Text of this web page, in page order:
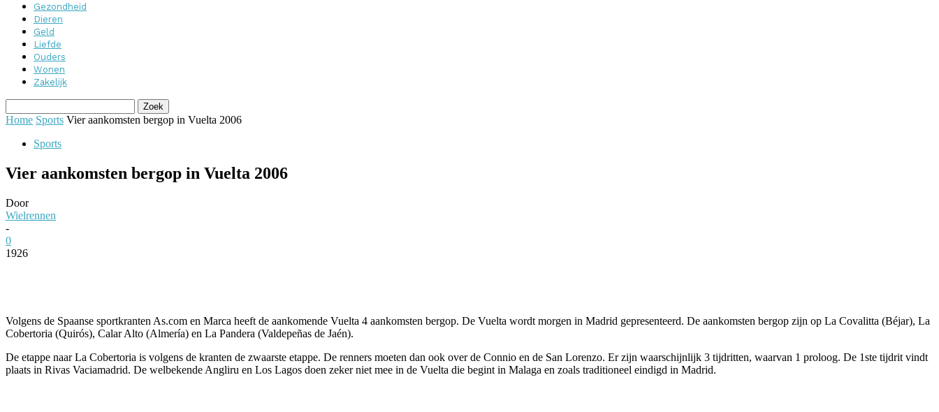
Gezondheid
Dieren
Geld
Liefde
Ouders
Wonen
Zakelijk
Home Sports Vier aankomsten bergop in Vuelta 2006
Sports
Vier aankomsten bergop in Vuelta 2006
Door
Wielrennen
-
0
1926
Volgens de Spaanse sportkranten As.com en Marca heeft de aankomende Vuelta 4 aankomsten bergop. De Vuelta wordt morgen in Madrid gepresenteerd. De aankomsten bergop zijn op La Covalitta (Béjar), La
Cobertoria (Quirós), Calar Alto (Almería) en La Pandera (Valdepeñas de Jaén).
De etappe naar La Cobertoria is volgens de kranten de zwaarste etappe. De renners moeten dan ook over de Connio en de San Lorenzo. Er zijn waarschijnlijk 3 tijdritten, waarvan 1 proloog. De 1ste tijdrit vindt
plaats in Rivas Vaciamadrid. De welbekende Angliru en Los Lagos doen zeker niet mee in de Vuelta die begint in Malaga en zoals traditioneel eindigd in Madrid.